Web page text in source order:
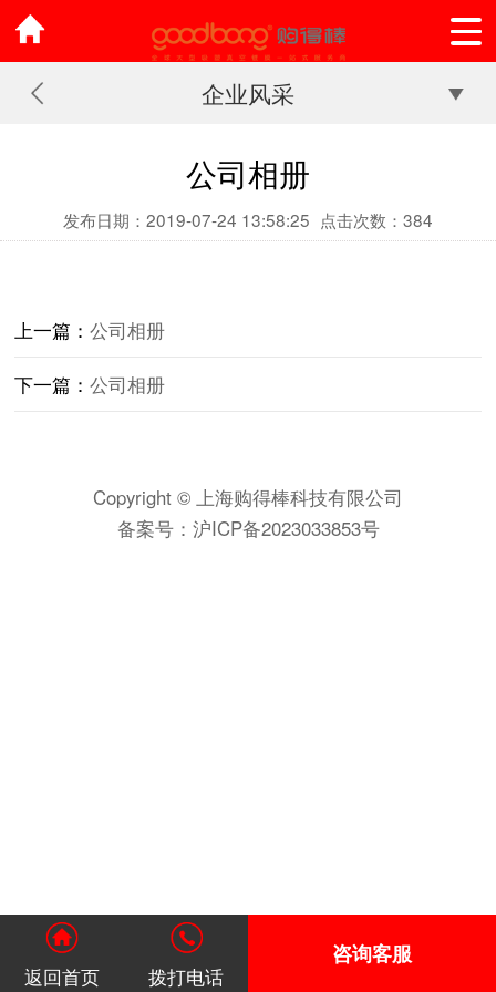
企业风采
公司相册
发布日期：2019-07-24 13:58:25 点击次数：384
上一篇：公司相册
下一篇：公司相册
Copyright © 上海购得棒科技有限公司
备案号： 沪ICP备2023033853号
返回首页 拨打电话
咨询客服